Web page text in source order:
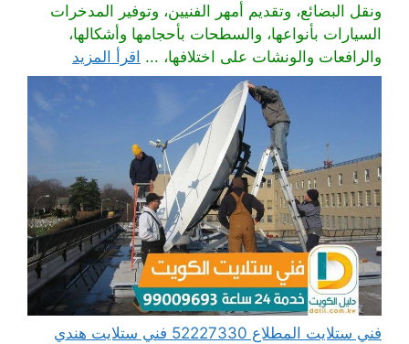
ونقل البضائع، وتقديم أمهر الفنيين، وتوفير المدخرات
السيارات بأنواعها، والسطحات بأحجامها وأشكالها،
والرافعات والونشات على اختلافها، ... اقرأ المزيد
فني ستلايت المطلاع 52227330 فني ستلايت هندي